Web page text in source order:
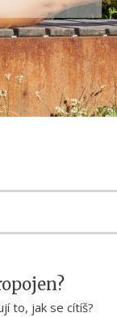
to, jak se cítíš?